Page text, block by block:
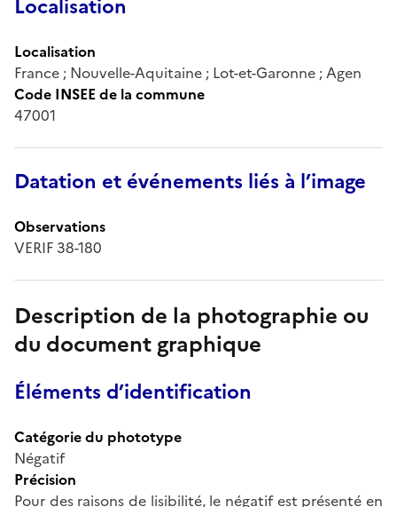
Localisation
Localisation
France ; Nouvelle-Aquitaine ; Lot-et-Garonne ; Agen
Code INSEE de la commune
47001
Datation et événements liés à l’image
Observations
VERIF 38-180
Description de la photographie ou
du document graphique
Éléments d’identification
Catégorie du phototype
Négatif
Précision
Pour des raisons de lisibilité, le négatif est présenté en